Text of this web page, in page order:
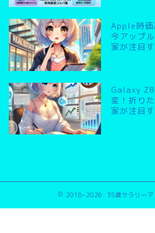
Apple時価
今アップ
家が注目
Galaxy Z8
変！折り
家が注目
2018–2026 35歳サラリーマ